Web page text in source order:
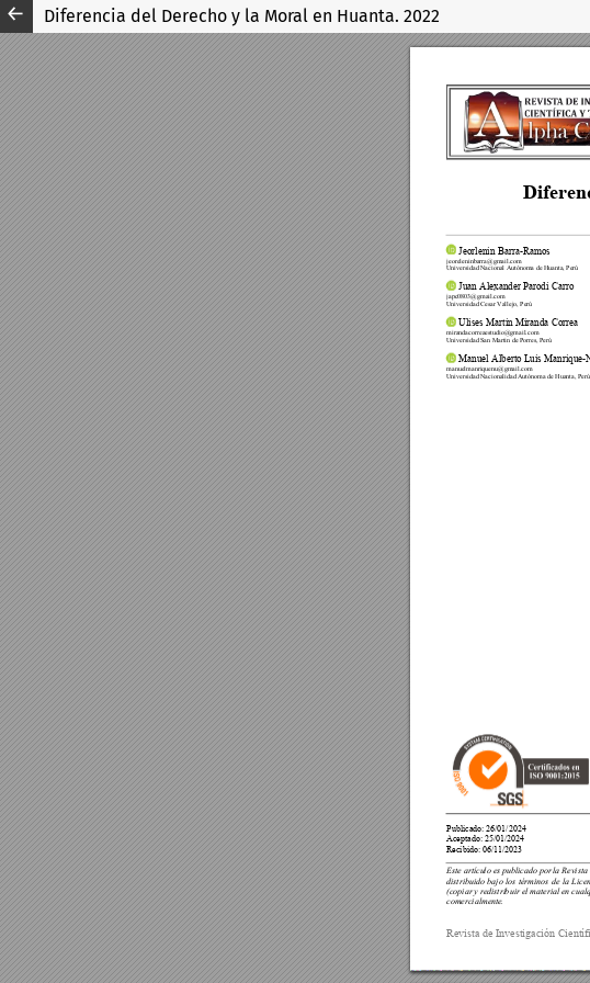
Diferencia del Derecho y la Moral en Huanta. 2022